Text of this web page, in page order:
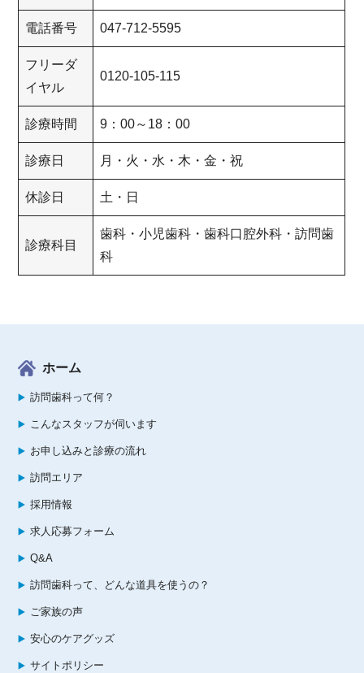
電話番号 047-712-5595
フリーダ
イヤル
0120-105-115
診療時間 9：00～18：00
診療日 月・火・水・木・金・祝
休診日 土・日
診療科目
歯科・小児歯科・歯科口腔外科・訪問歯
科
ホーム
訪問歯科って何？
こんなスタッフが伺います
お申し込みと診療の流れ
訪問エリア
採用情報
求人応募フォーム
Q&A
訪問歯科って、どんな道具を使うの？
ご家族の声
安心のケアグッズ
サイトポリシー